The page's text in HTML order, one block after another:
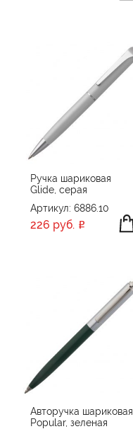
Ручка шариковая
Glide, серая
Артикул: 6886.10
226 руб.
Авторучка шариковая
Popular, зеленая